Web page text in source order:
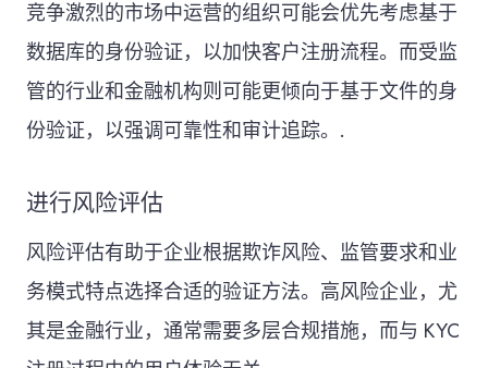
竞争激烈的市场中运营的组织可能会优先考虑基于
数据库的身份验证，以加快客户注册流程。而受监
管的行业和金融机构则可能更倾向于基于文件的身
份验证，以强调可靠性和审计追踪。.
进行风险评估
风险评估有助于企业根据欺诈风险、监管要求和业
务模式特点选择合适的验证方法。高风险企业，尤
其是金融行业，通常需要多层合规措施，而与 KYC